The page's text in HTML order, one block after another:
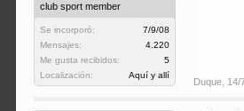
club sport member
Se incorporó:
7/9/08
Mensajes:
4.220
Me gusta recibidos:
5
Localización:
Aquí y allí
Duque 14/